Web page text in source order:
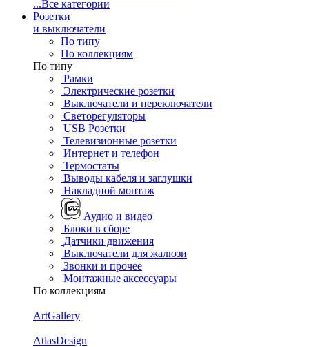
...Все категории
Розетки
и выключатели
По типу
По коллекциям
По типу
Рамки
Электрические розетки
Выключатели и переключатели
Светорегуляторы
USB Розетки
Телевизионные розетки
Интернет и телефон
Термостаты
Выводы кабеля и заглушки
Накладной монтаж
Аудио и видео
Блоки в сборе
Датчики движения
Выключатели для жалюзи
Звонки и прочее
Монтажные аксессуары
По коллекциям
ArtGallery
AtlasDesign